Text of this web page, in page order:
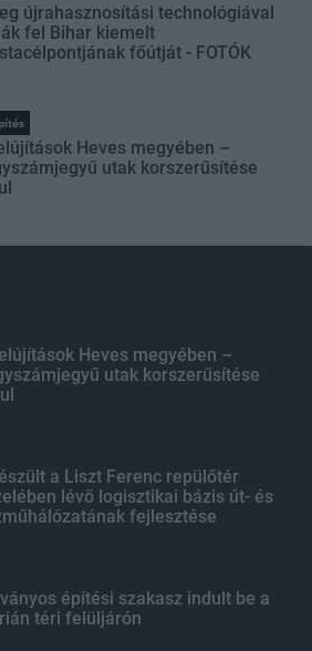
újrahasznosítási technológiával
fel Bihar kiemelt
főútját - FOTÓK
Heves megyében –
utak korszerűsítése
Heves megyében –
utak korszerűsítése
a Liszt Ferenc repülőtér
lévő logisztikai bázis út- és
fejlesztése
építési szakasz indult be a
téri felüljárón